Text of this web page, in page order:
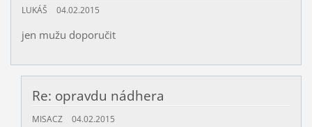
LUKÁŠ 04.02.2015
jen mužu doporučit
Re: opravdu nádhera
MISACZ 04.02.2015